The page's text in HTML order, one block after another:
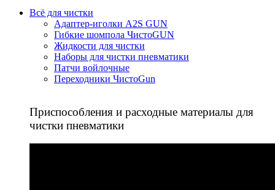
Всё для чистки
Адаптер-иголки A2S GUN
Гибкие шомпола ЧистоGUN
Жидкости для чистки
Наборы для чистки пневматики
Патчи войлочные
Переходники ЧистоGun
Приспособления и расходные материалы для
чистки пневматики